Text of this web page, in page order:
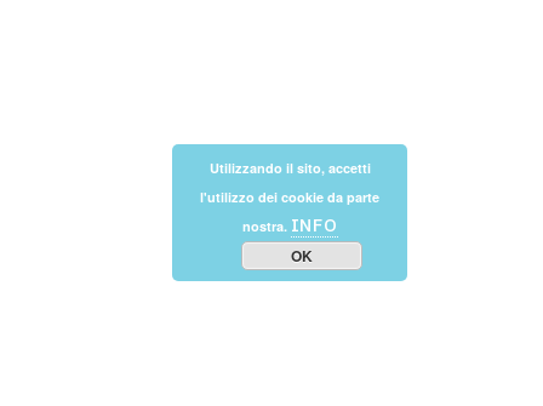
Utilizzando il sito, accetti
l'utilizzo dei cookie da parte
nostra. INFO
OK